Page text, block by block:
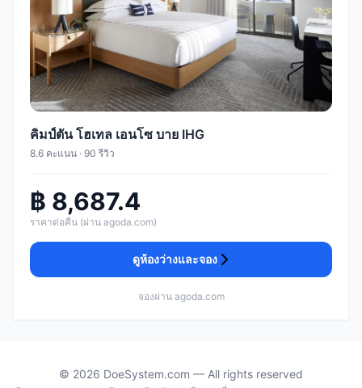
คิมป์ตัน โฮเทล เอนโซ บาย IHG
8.6 คะแนน · 90 รีวิว
฿ 8,687.4
ราคาต่อคืน (ผ่าน agoda.com)
ดูห้องว่างและจอง
จองผ่าน agoda.com
© 2026 DoeSystem.com — All rights reserved